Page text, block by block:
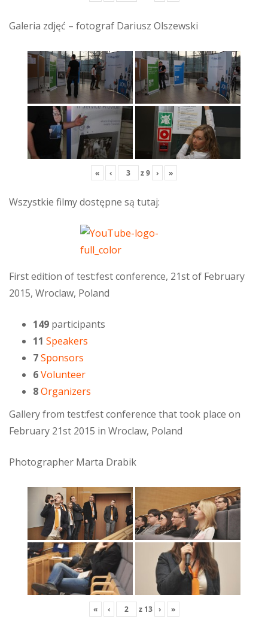
Galeria zdjęć – fotograf Dariusz Olszewski
« ‹ z9 › »
Wszystkie filmy dostępne są tutaj:
First edition of test:fest conference, 21st of February
2015, Wroclaw, Poland
149 participants
11 Speakers
7Sponsors
6Volunteer
8Organizers
Gallery from test:fest conference that took place on
February 21st 2015 in Wroclaw, Poland
Photographer Marta Drabik
« ‹ z 13 › »